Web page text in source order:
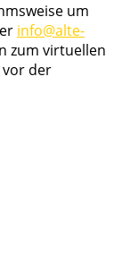
um
info@alte-
zum virtuellen
der